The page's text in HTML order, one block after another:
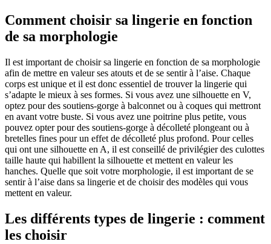
Comment choisir sa lingerie en fonction
de sa morphologie
Il est important de choisir sa lingerie en fonction de sa morphologie
afin de mettre en valeur ses atouts et de se sentir à l’aise. Chaque
corps est unique et il est donc essentiel de trouver la lingerie qui
s’adapte le mieux à ses formes. Si vous avez une silhouette en V,
optez pour des soutiens-gorge à balconnet ou à coques qui mettront
en avant votre buste. Si vous avez une poitrine plus petite, vous
pouvez opter pour des soutiens-gorge à décolleté plongeant ou à
bretelles fines pour un effet de décolleté plus profond. Pour celles
qui ont une silhouette en A, il est conseillé de privilégier des culottes
taille haute qui habillent la silhouette et mettent en valeur les
hanches. Quelle que soit votre morphologie, il est important de se
sentir à l’aise dans sa lingerie et de choisir des modèles qui vous
mettent en valeur.
Les différents types de lingerie : comment
les choisir